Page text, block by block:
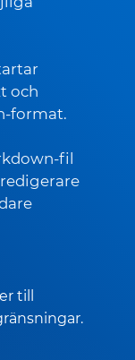
och
format.
fil
till